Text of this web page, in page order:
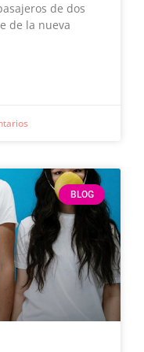
de dos
de la nueva
BLOG